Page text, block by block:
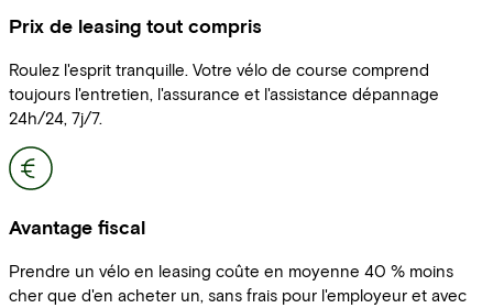
Prix de leasing tout compris
Roulez l'esprit tranquille. Votre vélo de course comprend
toujours l'entretien, l'assurance et l'assistance dépannage
24h/24, 7j/7.
Avantage fiscal
Prendre un vélo en leasing coûte en moyenne 40 % moins
cher que d'en acheter un, sans frais pour l'employeur et avec